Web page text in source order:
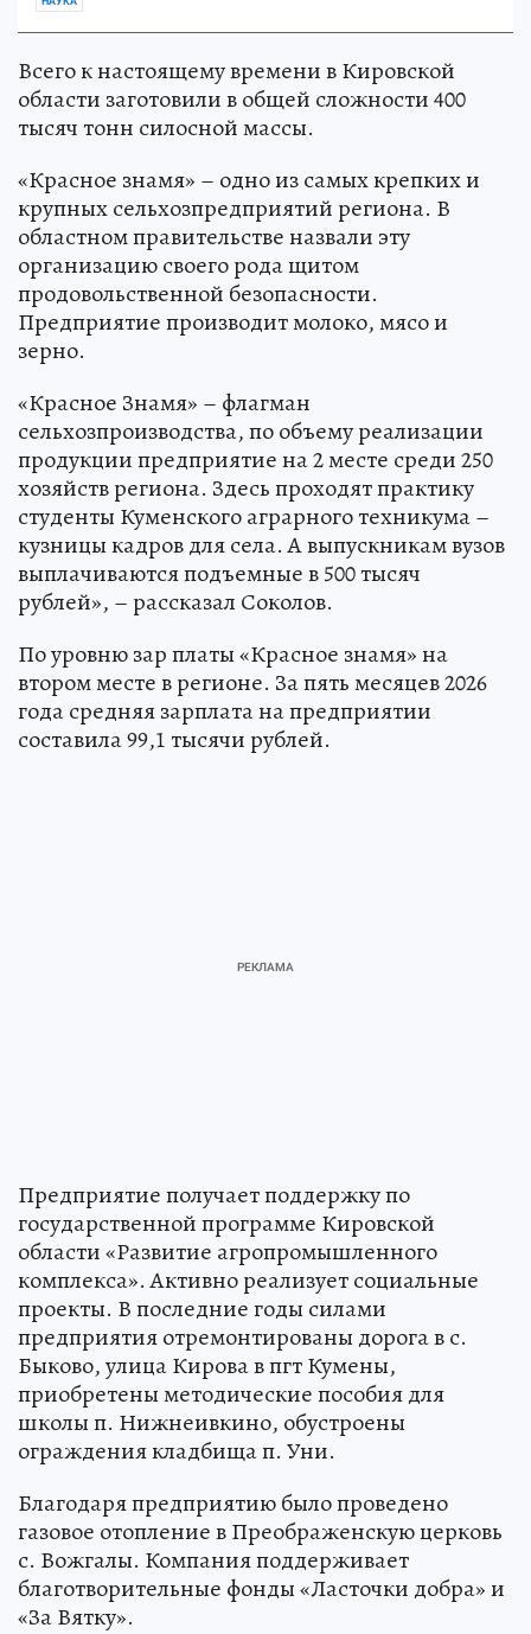
Всего к настоящему времени в Кировской
области заготовили в общей сложности 400
тысяч тонн силосной массы.
«Красное знамя» – одно из самых крепких и
крупных сельхозпредприятий региона. В
областном правительстве назвали эту
организацию своего рода щитом
продовольственной безопасности.
Предприятие производит молоко, мясо и
зерно.
«Красное Знамя» – флагман
сельхозпроизводства, по объему реализации
продукции предприятие на 2 месте среди 250
хозяйств региона. Здесь проходят практику
студенты Куменского аграрного техникума –
кузницы кадров для села. А выпускникам вузов
выплачиваются подъемные в 500 тысяч
рублей», – рассказал Соколов.
По уровню зар платы «Красное знамя» на
втором месте в регионе. За пять месяцев 2026
года средняя зарплата на предприятии
составила 99,1 тысячи рублей.
Предприятие получает поддержку по
государственной программе Кировской
области «Развитие агропромышленного
комплекса». Активно реализует социальные
проекты. В последние годы силами
предприятия отремонтированы дорога в с.
Быково, улица Кирова в пгт Кумены,
приобретены методические пособия для
школы п. Нижнеивкино, обустроены
ограждения кладбища п. Уни.
Благодаря предприятию было проведено
газовое отопление в Преображенскую церковь
с. Вожгалы. Компания поддерживает
благотворительные фонды «Ласточки добра» и
«За Вятку».